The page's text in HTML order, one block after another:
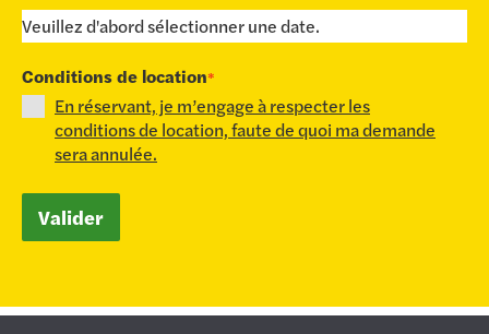
Veuillez d'abord sélectionner une date.
Conditions de location*
En réservant, je m’engage à respecter les
conditions de location, faute de quoi ma demande
sera annulée.
Valider